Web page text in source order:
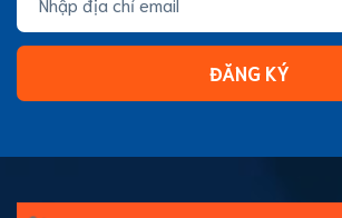
ĐĂNG KÝ